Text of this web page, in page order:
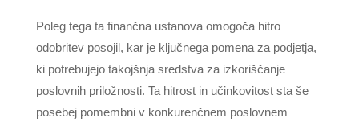
Poleg tega ta finančna ustanova omogoča hitro
odobritev posojil, kar je ključnega pomena za podjetja,
ki potrebujejo takojšnja sredstva za izkoriščanje
poslovnih priložnosti. Ta hitrost in učinkovitost sta še
posebej pomembni v konkurenčnem poslovnem